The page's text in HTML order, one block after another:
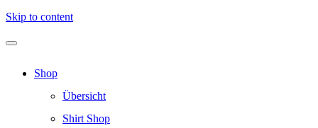
Skip to content
Shop
Übersicht
Shirt Shop